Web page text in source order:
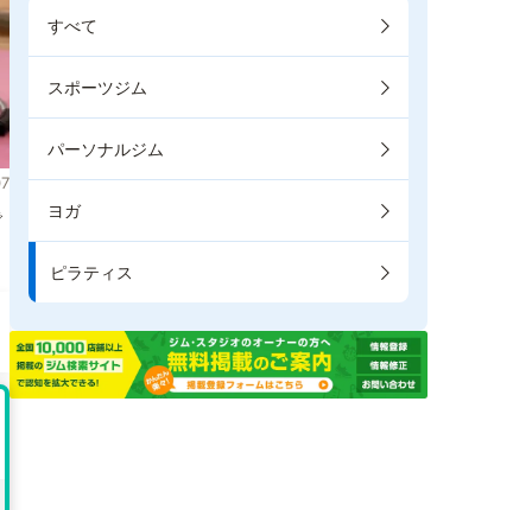
すべて
スポーツジム
パーソナルジム
ヨガ
ピラティス